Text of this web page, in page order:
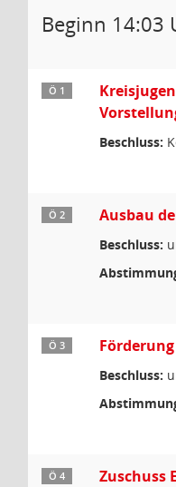
Beginn 14:03
Ö 1
Beschluss:
Ö 2 Ausbau
Beschluss:
Ö 3
Beschluss:
Ö 4 Zuschuss